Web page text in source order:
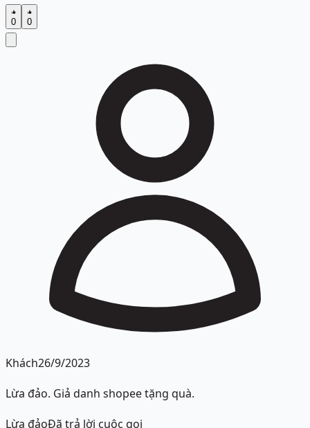
0 0
Khách26/9/2023
Lừa đảo. Giả danh shopee tặng quà.
Lừa đảoĐã trả lời cuộc gọi